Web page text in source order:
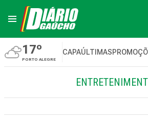
17º
PORTO ALEGRE
CAPAÚLTIMAS